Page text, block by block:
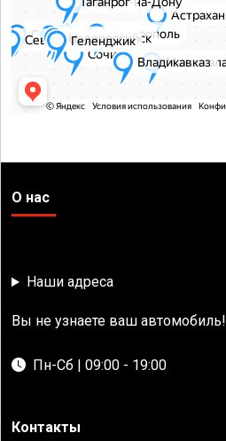
О нас
Наши адреса
Вы не узнаете ваш автомобиль!
Пн-Сб | 09:00 - 19:00
Контакты